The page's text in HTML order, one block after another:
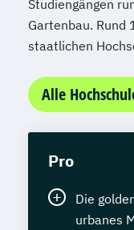
Studiengängen
Gartenbau. Rund
staatlichen
Alle
Pro
Die
urbanes